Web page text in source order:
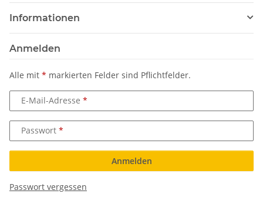
Informationen
Anmelden
Alle mit * markierten Felder sind Pflichtfelder.
E-Mail-Adresse
Passwort
Anmelden
Passwort vergessen